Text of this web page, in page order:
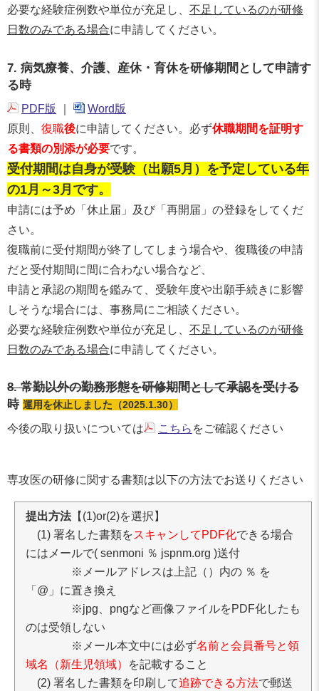
必要な経験症例数や単位が充足し、 不足しているのが研修
日数のみである場合に申請してください。
7. 病気療養、介護、産休・育休を研修期間として申請す
る時
PDF版
Word版
原則、 復職後に申請してください。必ず休職期間を証明す
る書類の別添が必要です。
受付期間は自身が受験（出願5月）を予定している年
の1月～3月です。
申請には予め「休止届」及び「再開届」の登録をしてくだ
さい。
復職前に受付期間が終了してしまう場合や、復職後の申請
だと受付期間に間に合わない場合など、
申請と承認の期間を鑑みて、受験年度や出願手続きに影響
しそうな場合には、事務局にご相談ください。
必要な経験症例数や単位が充足し、 不足しているのが研修
日数のみである場合に申請してください。
8. 常勤以外の勤務形態を研修期間として承認を受ける
時 運用を休止しました（2025.1.30）
今後の取り扱いについては こちら をご確認ください
専攻医の研修に関する書類は以下の方法でお送りください
提出方法【(1)or(2)を選択】
(1) 署名した書類をスキャンしてPDF化できる場合
にはメールで( senmoni ％ jspnm.org )送付
※メールアドレスは上記（）内の ％ を
「@」に置き換え
※jpg、pngなど画像ファイルをPDF化したも
のは受領しない
※メール本文中には必ず名前と会員番号と領
域名（新生児領域）
を記載すること
(2) 署名した書類を印刷して追跡できる方法で郵送